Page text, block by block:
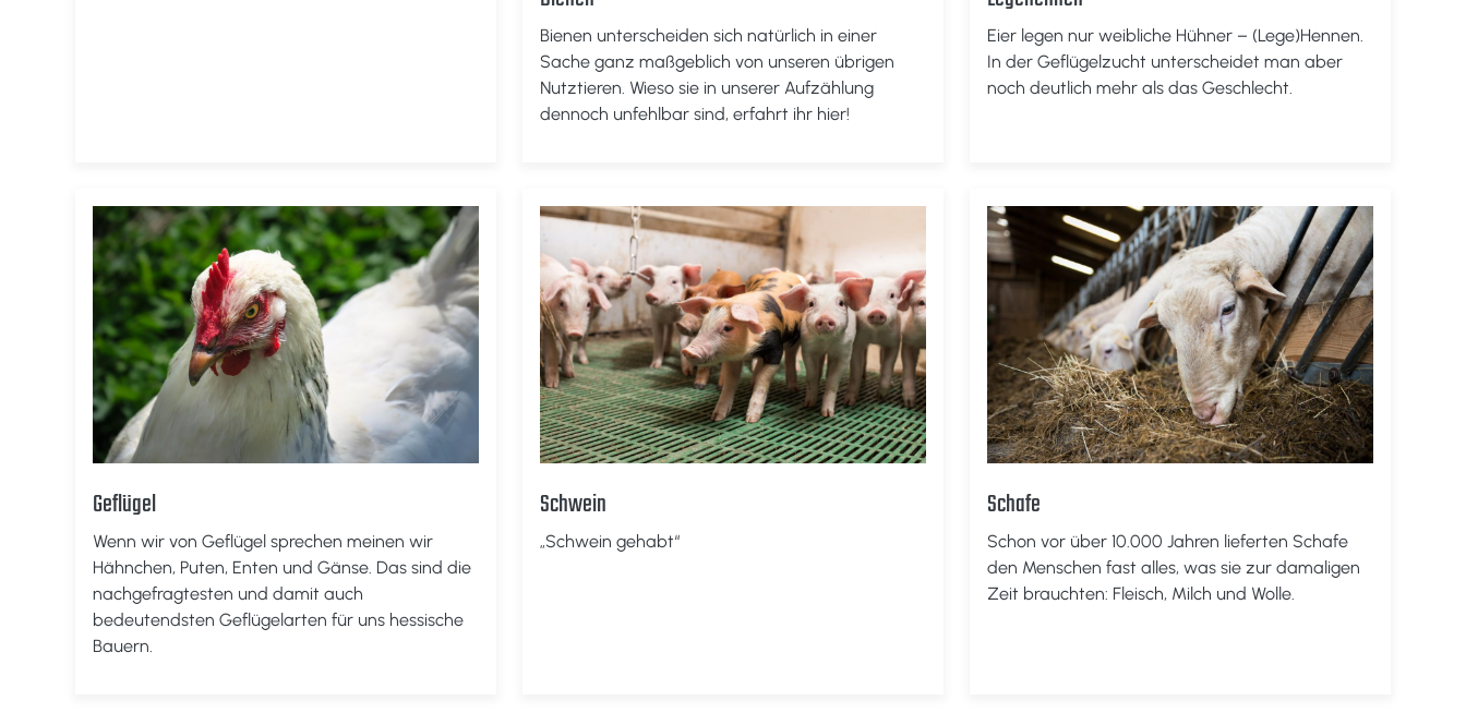
Bienen unterscheiden sich natürlich in einer
Sache ganz maßgeblich von unseren übrigen
Nutztieren. Wieso sie in unserer Aufzählung
dennoch unfehlbar sind, erfahrt ihr hier!
Eier legen nur weibliche Hühner – (Lege)Hennen.
In der Geflügelzucht unterscheidet man aber
noch deutlich mehr als das Geschlecht.
Geflügel
Wenn wir von Geflügel sprechen meinen wir
Hähnchen, Puten, Enten und Gänse. Das sind die
nachgefragtesten und damit auch
bedeutendsten Geflügelarten für uns hessische
Bauern.
Schwein
„Schwein gehabt“
Schafe
Schon vor über 10.000 Jahren lieferten Schafe
den Menschen fast alles, was sie zur damaligen
Zeit brauchten: Fleisch, Milch und Wolle.